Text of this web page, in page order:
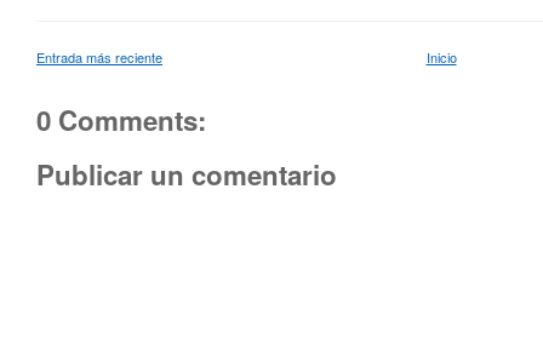
Entrada más reciente Inicio
0 Comments:
Publicar un comentario